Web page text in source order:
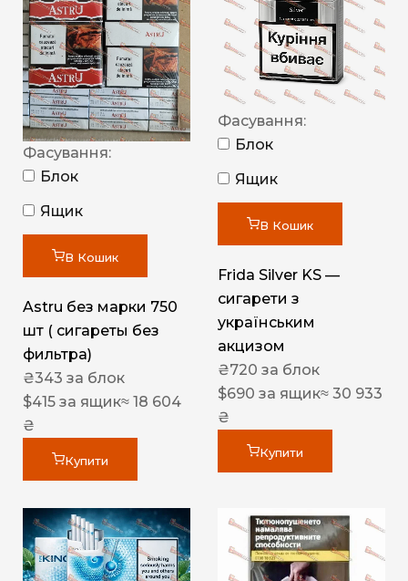
Фасування:
Блок
Ящик
В Кошик
Astru без марки 750
шт ( сигареты без
фильтра)
₴343 за блок
$415 за ящик≈ 18 604
₴
Купити
Фасування:
Блок
Ящик
В Кошик
Frida Silver KS —
сигарети з
українським
акцизом
₴720 за блок
$690 за ящик≈ 30 933
₴
Купити